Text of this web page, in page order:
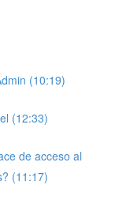
(10:19)
(12:33)
de acceso al
(11:17)